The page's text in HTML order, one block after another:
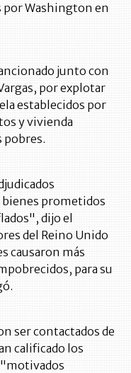
por Washington en
junto con
por explotar
establecidos por
y vivienda
pobres.
prometidos
dijo el
del Reino Unido
causaron más
para su
ser contactados de
calificado los
"motivados